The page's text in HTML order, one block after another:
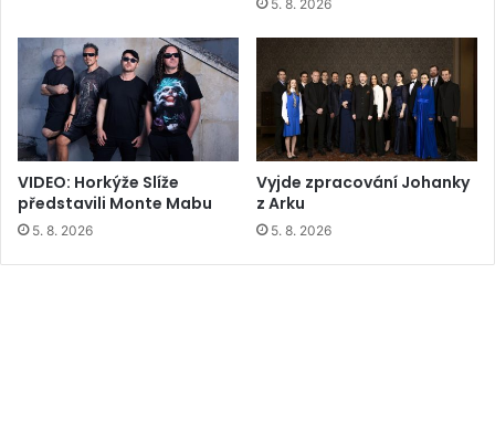
5. 8. 2026
VIDEO: Horkýže Slíže
představili Monte Mabu
5. 8. 2026
Vyjde zpracování Johanky
z Arku
5. 8. 2026